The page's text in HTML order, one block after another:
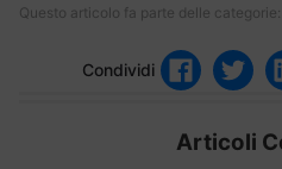
Questo articolo fa parte delle categorie:
Condividi
Articoli